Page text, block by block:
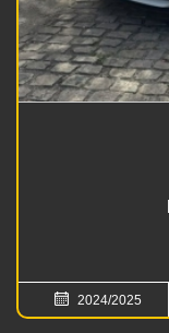
2024/2025